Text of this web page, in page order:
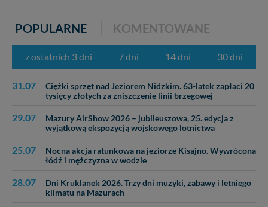
POPULARNE KOMENTOWANE
z ostatnich 3 dni 7 dni 14 dni 30 dni
31.07
Ciężki sprzęt nad Jeziorem Nidzkim. 63-latek zapłaci 20
tysięcy złotych za zniszczenie linii brzegowej
29.07
Mazury AirShow 2026 – jubileuszowa, 25. edycja z
wyjątkową ekspozycją wojskowego lotnictwa
25.07
Nocna akcja ratunkowa na jeziorze Kisajno. Wywrócona
łódź i mężczyzna w wodzie
28.07
Dni Kruklanek 2026. Trzy dni muzyki, zabawy i letniego
klimatu na Mazurach
wyrażasz zgodę na przetwarzanie Twoich danych.
Twoich danych innym podmiotom oraz osobom
Twoich danych jest elementem usługi (przekazanie
danych z formularza kontaktowego, przekazanie danych
itp). Więcej informacji o zasadach i funkcjonalności
serwisu wRegulaminie Serwisu.
Administratorem Twoich danych jest: Agencja
Reklamowa Kreacja Monika Borkowska, z siedzibą ul.
Wiejska 17, 11-500 Giżycko. Możesz z nami
skontaktować się za pośrednictwem tej